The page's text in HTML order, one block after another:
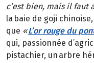
c’est bien, mais il faut
la baie de goji chinoise,
que «L’or rouge du
qui, passionnée
pistachier, un arbre